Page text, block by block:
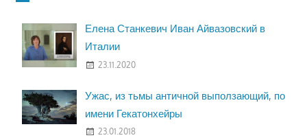
Елена Станкевич Иван Айвазовский в
Италии
23.11.2020
Ужас, из тьмы античной выползающий, по
имени Гекатонхейры
23.01.2018